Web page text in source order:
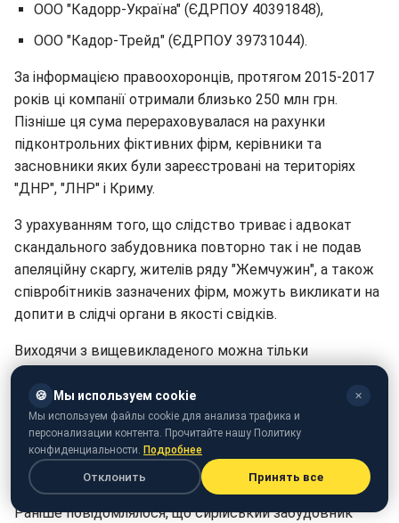
ООО "Кадорр-Україна" (ЄДРПОУ 40391848),
ООО "Кадор-Трейд" (ЄДРПОУ 39731044).
За інформацією правоохоронців, протягом 2015-2017
років ці компанії отримали близько 250 млн грн.
Пізніше ця сума перераховувалася на рахунки
підконтрольних фіктивних фірм, керівники та
засновники яких були зареєстровані на територіях
"ДНР", "ЛНР" і Криму.
З урахуванням того, що слідство триває і адвокат
скандального забудовника повторно так і не подав
апеляційну скаргу, жителів ряду "Жемчужин", а також
співробітників зазначених фірм, можуть викликати на
допити в слідчі органи в якості свідків.
Виходячи з вищевикладеного можна тільки
припустити, яких фінансових зусиль варто
приховувати цю інформацію від громадськості,
клієнтів і майбутніх інвесторів.
З повним текстом постанови суду можна
ознайомитисяза посиланням
Раніше повідомлялося, що сирійський забудовник
🍪 Мы используем cookie ✕
Мы используем файлы cookie для анализа трафика и
персонализации контента. Прочитайте нашу Политику
конфиденциальности. Подробнее
Отклонить Принять все